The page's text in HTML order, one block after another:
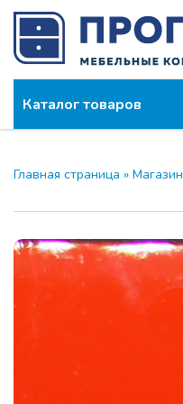
Каталог товаров
Главная страница » Магазин